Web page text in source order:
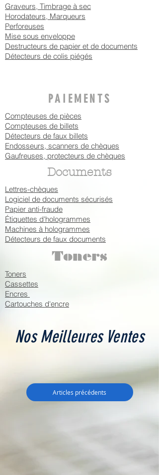
Graveurs, Timbrage à sec
Horodateurs, Marqueurs
Perforeuses
Mise sous enveloppe
Destructeurs de papier et de documents
Détecteurs de colis piégés
PAIEMENTS
Compteuses de pièces
Compteuses de billets
Détecteurs de faux billets
Endosseurs, scanners de chèques
Gaufreuses, protecteurs de chèques
Documents
Lettres-chèques
Logiciel de documents sécurisés
Papier anti-fraude
Étiquettes d'hologrammes
Machines à hologrammes
Détecteurs de faux documents
Toners
Toners
Cassettes
Encres
Cartouches d'encre
Nos Meilleures Ventes
Articles précédents